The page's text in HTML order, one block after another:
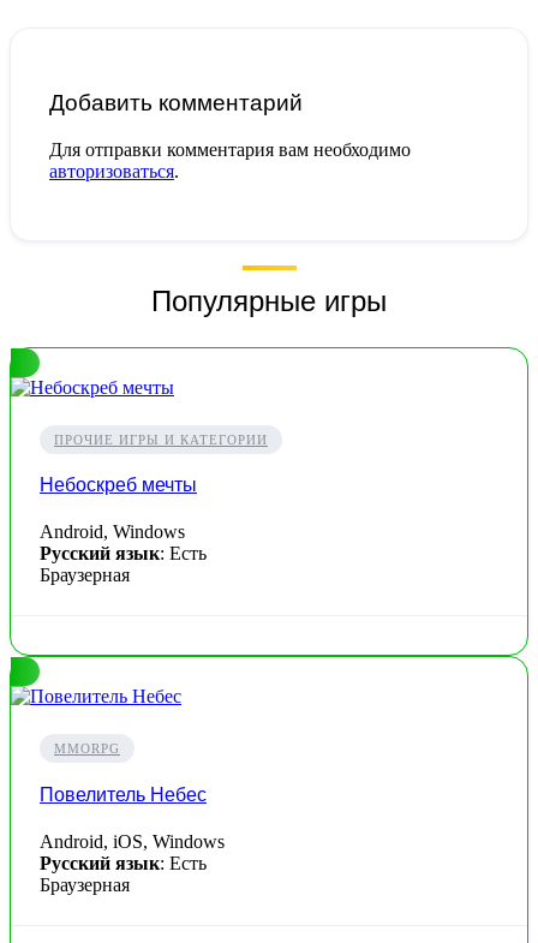
Добавить комментарий
Для отправки комментария вам необходимо
авторизоваться.
Популярные игры
ПРОЧИЕ ИГРЫ И КАТЕГОРИИ
Небоскреб мечты
Android, Windows
Русский язык: Есть
Браузерная
MMORPG
Повелитель Небес
Android, iOS, Windows
Русский язык: Есть
Браузерная